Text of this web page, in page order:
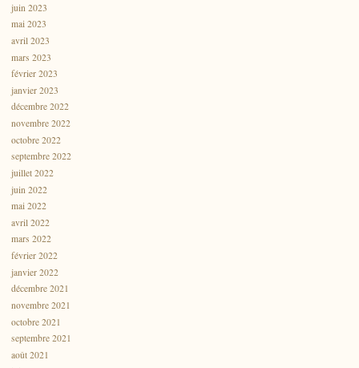
juin 2023
mai 2023
avril 2023
mars 2023
février 2023
janvier 2023
décembre 2022
novembre 2022
octobre 2022
septembre 2022
juillet 2022
juin 2022
mai 2022
avril 2022
mars 2022
février 2022
janvier 2022
décembre 2021
novembre 2021
octobre 2021
septembre 2021
août 2021